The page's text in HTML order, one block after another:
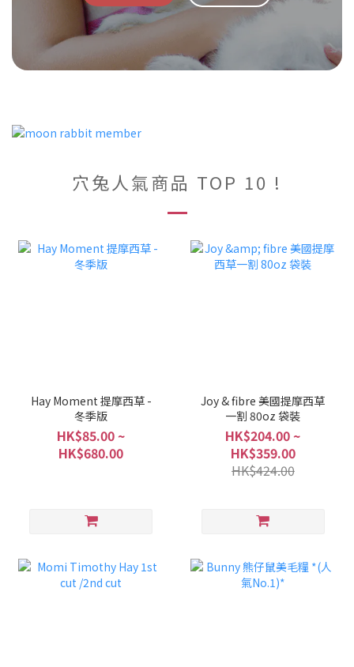
穴兔人氣商品 TOP 10 !
Hay Moment 提摩西草 -
冬季版
HK$85.00 ~
HK$680.00
Joy & fibre 美國提摩西草
一割 80oz 袋裝
HK$204.00 ~
HK$359.00
HK$424.00